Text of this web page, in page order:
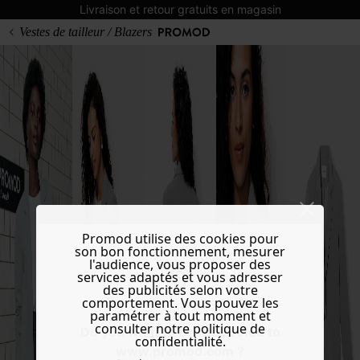
Livraison et retour gratuits en magasin
Do you want to be redirected to
www.promod.com ?
Vestes de tailleur / Blazers
Promod utilise des cookies pour
son bon fonctionnement, mesurer
l'audience, vous proposer des
services adaptés et vous adresser
des publicités selon votre
comportement. Vous pouvez les
paramétrer à tout moment et
consulter notre politique de
confidentialité.